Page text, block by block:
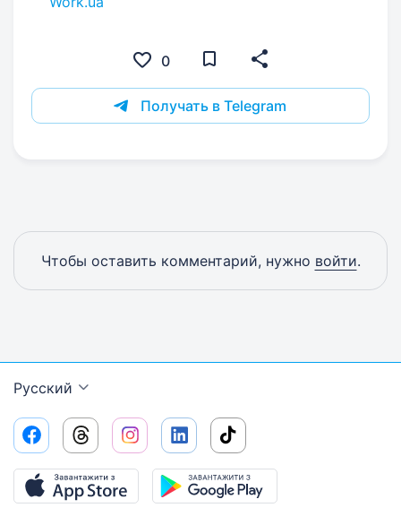
0
Получать в Telegram
Чтобы оставить комментарий, нужно войти.
Русский